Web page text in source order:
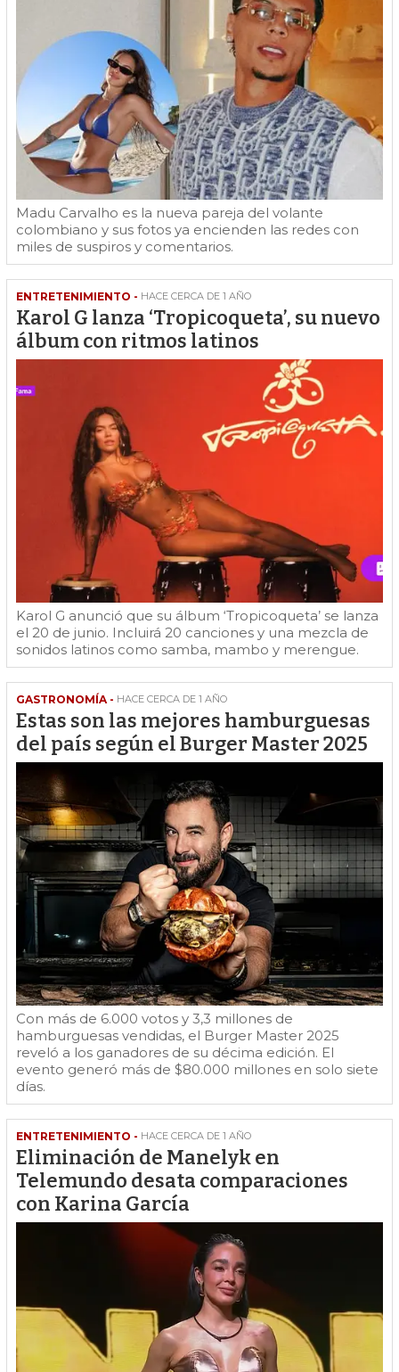
Madu Carvalho es la nueva pareja del volante
colombiano y sus fotos ya encienden las redes con
miles de suspiros y comentarios.
ENTRETENIMIENTO - HACE CERCA DE 1 AÑO
Karol G lanza ‘Tropicoqueta’, su nuevo
álbum con ritmos latinos
Karol G anunció que su álbum ‘Tropicoqueta’ se lanza
el 20 de junio. Incluirá 20 canciones y una mezcla de
sonidos latinos como samba, mambo y merengue.
GASTRONOMÍA - HACE CERCA DE 1 AÑO
Estas son las mejores hamburguesas
del país según el Burger Master 2025
Con más de 6.000 votos y 3,3 millones de
hamburguesas vendidas, el Burger Master 2025
reveló a los ganadores de su décima edición. El
evento generó más de $80.000 millones en solo siete
días.
ENTRETENIMIENTO - HACE CERCA DE 1 AÑO
Eliminación de Manelyk en
Telemundo desata comparaciones
con Karina García